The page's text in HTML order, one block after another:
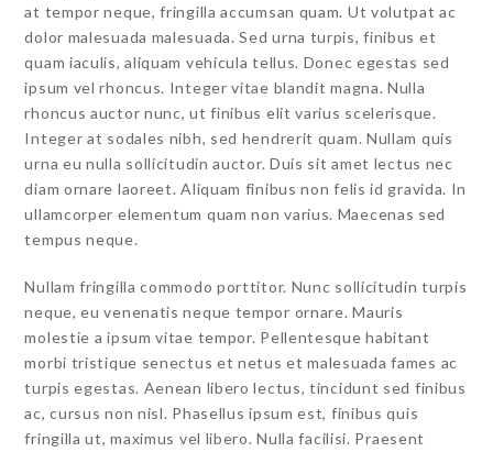
at tempor neque, fringilla accumsan quam. Ut volutpat ac
dolor malesuada malesuada. Sed urna turpis, finibus et
quam iaculis, aliquam vehicula tellus. Donec egestas sed
ipsum vel rhoncus. Integer vitae blandit magna. Nulla
rhoncus auctor nunc, ut finibus elit varius scelerisque.
Integer at sodales nibh, sed hendrerit quam. Nullam quis
urna eu nulla sollicitudin auctor. Duis sit amet lectus nec
diam ornare laoreet. Aliquam finibus non felis id gravida. In
ullamcorper elementum quam non varius. Maecenas sed
tempus neque.
Nullam fringilla commodo porttitor. Nunc sollicitudin turpis
neque, eu venenatis neque tempor ornare. Mauris
molestie a ipsum vitae tempor. Pellentesque habitant
morbi tristique senectus et netus et malesuada fames ac
turpis egestas. Aenean libero lectus, tincidunt sed finibus
ac, cursus non nisl. Phasellus ipsum est, finibus quis
fringilla ut, maximus vel libero. Nulla facilisi. Praesent